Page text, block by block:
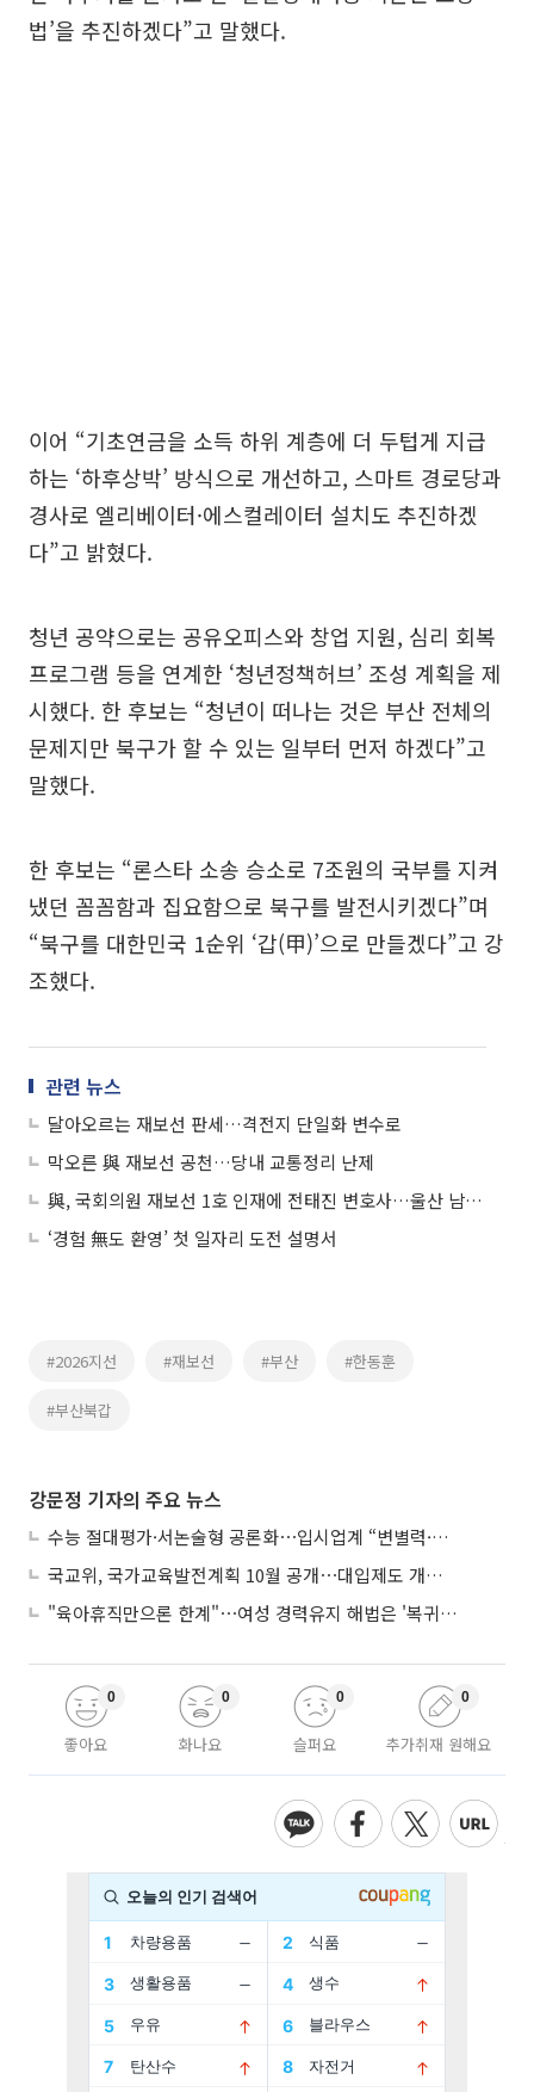
법’을 추진하겠다”고 말했다.
이어 “기초연금을 소득 하위 계층에 더 두텁게 지급
하는 ‘하후상박’ 방식으로 개선하고, 스마트 경로당과
경사로 엘리베이터·에스컬레이터 설치도 추진하겠
다”고 밝혔다.
청년 공약으로는 공유오피스와 창업 지원, 심리 회복
프로그램 등을 연계한 ‘청년정책허브’ 조성 계획을 제
시했다. 한 후보는 “청년이 떠나는 것은 부산 전체의
문제지만 북구가 할 수 있는 일부터 먼저 하겠다”고
말했다.
한 후보는 “론스타 소송 승소로 7조원의 국부를 지켜
냈던 꼼꼼함과 집요함으로 북구를 발전시키겠다”며
“북구를 대한민국 1순위 ‘갑(甲)’으로 만들겠다”고 강
조했다.
관련 뉴스
달아오르는 재보선 판세…격전지 단일화 변수로
막오른 與 재보선 공천…당내 교통정리 난제
與, 국회의원 재보선 1호 인재에 전태진 변호사…울산 남갑 출마
‘경험 無도 환영’ 첫 일자리 도전 설명서
#2026지선 #재보선 #부산 #한동훈
#부산북갑
강문정 기자의 주요 뉴스
수능 절대평가·서논술형 공론화⋯입시업계 “변별력·사교육 대책 먼저”
국교위, 국가교육발전계획 10월 공개⋯대입제도 개편 공론화 추진
"육아휴직만으론 한계"⋯여성 경력유지 해법은 '복귀 후 유연근무’
좋아요
0
화나요
0
슬퍼요
0
추가취재 원해요
0